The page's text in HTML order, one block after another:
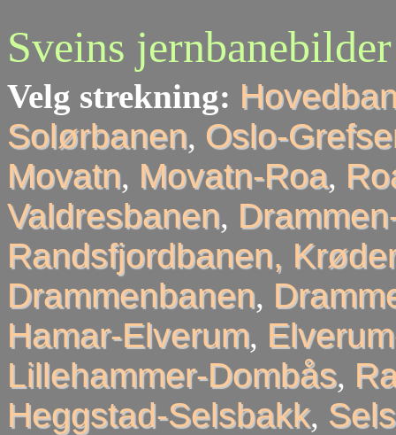
Sveins jernbanebilder
Velg strekning:
Solørbanen, Oslo-
Movatn, Movatn-Roa,
Valdresbanen,
Randsfjordbanen,
Drammenbanen,
Hamar-Elverum,
Lillehammer-Dombås,
Heggstad-Selsbakk,